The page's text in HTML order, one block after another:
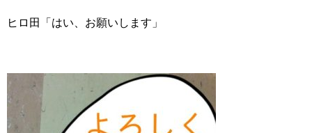
ヒロ田「はい、お願いします」